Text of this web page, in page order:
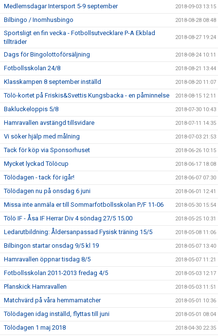
Medlemsdagar Intersport 5-9 september 2018-09-03 13:15
Bilbingo / Inomhusbingo 2018-08-28 08:48
Sportsligt en fin vecka - Fotbollsutvecklare P-A Ekblad
tillträder
2018-08-27 19:24
Dags för Bingolottoförsäljning 2018-08-24 10:11
Fotbollsskolan 24/8 2018-08-21 13:44
Klasskampen 8 september inställd 2018-08-20 11:07
Tölö-kortet på Friskis&Svettis Kungsbacka - en påminnelse 2018-08-15 12:11
Bakluckeloppis 5/8 2018-07-30 10:43
Hamravallen avstängd tillsvidare 2018-07-11 14:35
Vi söker hjälp med målning 2018-07-03 21:53
Tack för köp via Sponsorhuset 2018-06-26 10:15
Mycket lyckad Tölöcup 2018-06-17 18:08
Tölödagen - tack för igår! 2018-06-07 07:30
Tölödagen nu på onsdag 6 juni 2018-06-01 12:41
Missa inte anmäla er till Sommarfotbollsskolan P/F 11-06 2018-05-30 15:54
Tölö IF - Åsa IF Herrar Div 4 söndag 27/5 15.00 2018-05-25 10:31
Ledarutbildning: Åldersanpassad Fysisk träning 15/5 2018-05-08 11:06
Bilbingon startar onsdag 9/5 kl 19 2018-05-07 13:40
Hamravallen öppnar tisdag 8/5 2018-05-07 11:21
Fotbollsskolan 2011-2013 fredag 4/5 2018-05-03 12:17
Planskick Hamravallen 2018-05-03 11:51
Matchvärd på våra hemmamatcher 2018-05-01 10:36
Tölödagen idag inställd, flyttas till juni 2018-05-01 08:04
Tölödagen 1 maj 2018 2018-04-30 22:35